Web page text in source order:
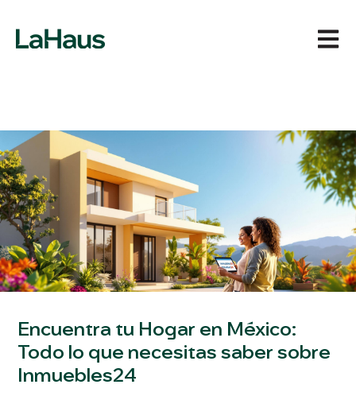
Abrir
Encuentra tu Hogar en México:
Todo lo que necesitas saber sobre
Inmuebles24